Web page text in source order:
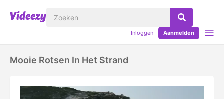
Inloggen Aanmelden
Mooie Rotsen In Het Strand